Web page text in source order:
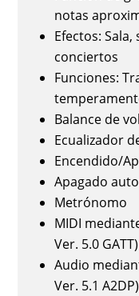
notas
Efectos:
conciertos
Funciones:
Balance de
Ecualizador
Encendido/
Apagado
Metrónomo
MIDI
Ver. 5.0 GATT)
Audio
Ver. 5.1 A2DP)